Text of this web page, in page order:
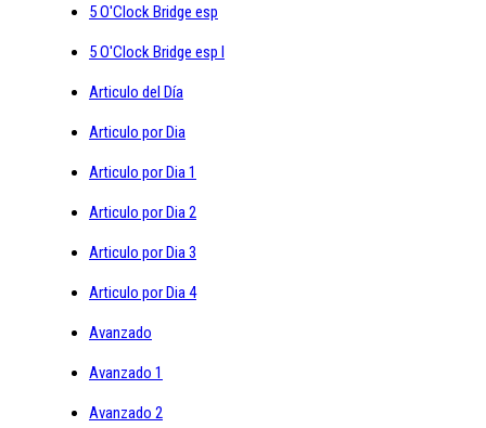
5 O'Clock Bridge esp
5 O'Clock Bridge esp I
Articulo del Día
Articulo por Dia
Articulo por Dia 1
Articulo por Dia 2
Articulo por Dia 3
Articulo por Dia 4
Avanzado
Avanzado 1
Avanzado 2